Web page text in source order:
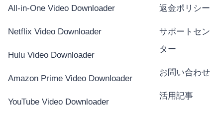
All-in-One Video Downloader
Netflix Video Downloader
Hulu Video Downloader
Amazon Prime Video Downloader
YouTube Video Downloader
返金ポリシー
サポートセン
ター
お問い合わせ
活用記事